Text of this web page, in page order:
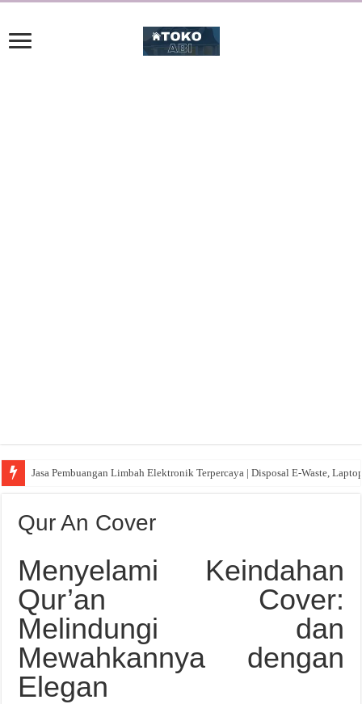
Jasa Pembuangan Limbah Elektronik Terpercaya | Disposal E-Waste,
Qur An Cover
Menyelami Keindahan
Qur’an Cover:
Melindungi dan
Mewahkannya dengan
Elegan